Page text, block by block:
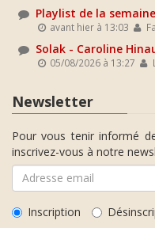
Playlist de la
avant hier à 13:03
Solak - Caroline
05/08/2026 à 13:27
Newsletter
Pour vous tenir informé
inscrivez-vous à notre
Inscription